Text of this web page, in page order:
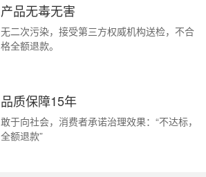
产品无毒无害
无二次污染，接受第三方权威机构送检，不合
格全额退款。
品质保障15年
敢于向社会，消费者承诺治理效果：“不达标，
全额退款”